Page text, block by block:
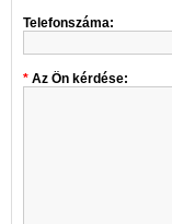
Telefonszáma:
Az Ön kérdése: